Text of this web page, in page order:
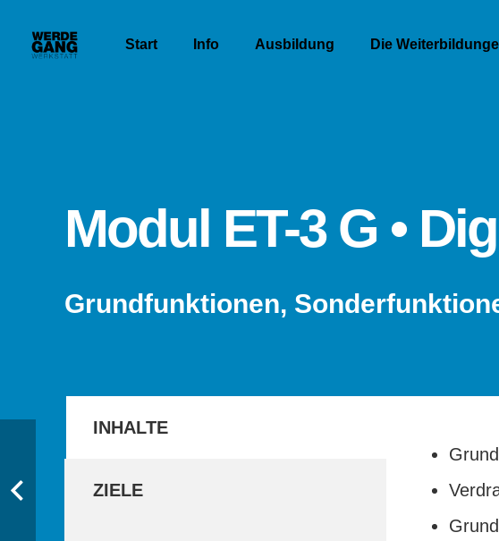
Start Info Ausbildung Die
Modul ET-3 G •
Grundfunktionen,
INHALTE
ZIELE